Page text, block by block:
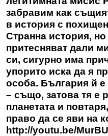
забравим как
в история с
Странна история,
притесняват дали
си, сигурно има
упорито иска да я
особа. България й
– също, затова тя е
планетата и
право да се яви на
http://youtu.be/